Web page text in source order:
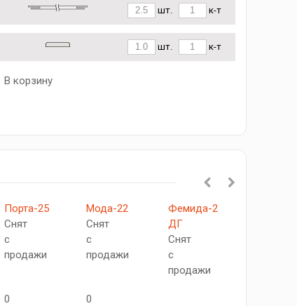
шт. к-т
шт. к-т
В корзину
Порта-25
Снят
с
продажи
0
Мода-22
Снят
с
продажи
0
Фемида-2
ДГ
Снят
с
продажи